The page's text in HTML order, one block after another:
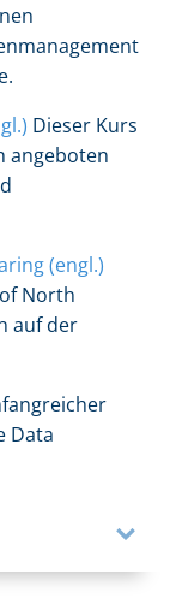
Dieser Kurs
angeboten
(engl.)
North
auf der
Data